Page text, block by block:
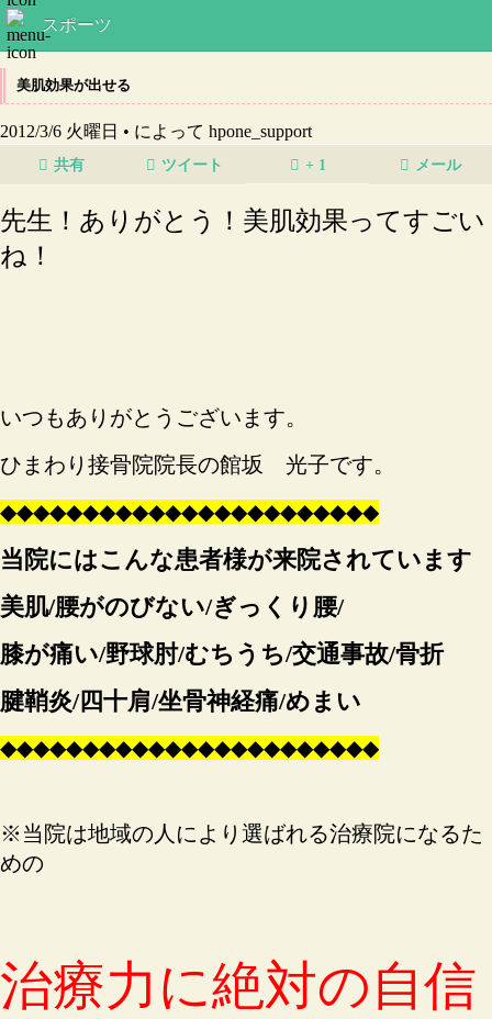
スポーツ
美肌効果が出せる
2012/3/6 火曜日 • によって hpone_support
共有 ツイート + 1 メール
先生！ありがとう！美肌効果ってすごい
ね ！
いつもありがとうございます。
ひまわり接骨院院長の館坂 光子です。
◆◆◆◆◆◆◆◆◆◆◆◆◆◆◆◆◆◆◆◆◆◆◆
当院にはこんな患者様が来院されています
美肌/腰がのびない/ぎっくり腰/
膝が痛い/野球肘/むちうち/交通事故/骨折
腱鞘炎/四十肩/坐骨神経痛/めまい
◆◆◆◆◆◆◆◆◆◆◆◆◆◆◆◆◆◆◆◆◆◆◆
※当院は地域の人により選ばれる治療院になるた
めの
治療力に絶対の自信